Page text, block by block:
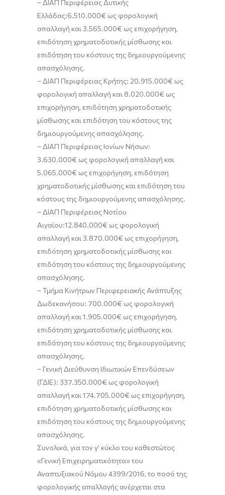
– ΔΙΑΠ Περιφέρειας Δυτικής
Ελλάδας:6.510.000€ ως φορολογική
απαλλαγή και 3.565.000€ ως επιχορήγηση,
επιδότηση χρηματοδοτικής μίσθωσης και
επιδότηση του κόστους της δημιουργούμενης
απασχόλησης.
– ΔΙΑΠ Περιφέρειας Κρήτης: 20.915.000€ ως
φορολογική απαλλαγή και 8.020.000€ ως
επιχορήγηση, επιδότηση χρηματοδοτικής
μίσθωσης και επιδότηση του κόστους της
δημιουργούμενης απασχόλησης.
– ΔΙΑΠ Περιφέρειας Ιονίων Νήσων:
3.630.000€ ως φορολογική απαλλαγή και
5.065.000€ ως επιχορήγηση, επιδότηση
χρηματοδοτικής μίσθωσης και επιδότηση του
κόστους της δημιουργούμενης απασχόλησης.
– ΔΙΑΠ Περιφέρειας Νοτίου
Αιγαίου:12.840.000€ ως φορολογική
απαλλαγή και 3.870.000€ ως επιχορήγηση,
επιδότηση χρηματοδοτικής μίσθωσης και
επιδότηση του κόστους της δημιουργούμενης
απασχόλησης.
–Τμήμα Κινήτρων Περιφερειακής Ανάπτυξης
Δωδεκανήσου: 700.000€ ως φορολογική
απαλλαγή και 1.905.000€ ως επιχορήγηση,
επιδότηση χρηματοδοτικής μίσθωσης και
επιδότηση του κόστους της δημιουργούμενης
απασχόλησης.
–Γενική Διεύθυνση Ιδιωτικών Επενδύσεων
(ΓΔΙΕ): 337.350.000€ ως φορολογική
απαλλαγή και 174.705.000€ ως επιχορήγηση,
επιδότηση χρηματοδοτικής μίσθωσης και
επιδότηση του κόστους της δημιουργούμενης
απασχόλησης.
Συνολικά, για τον γ’ κύκλο του καθεστώτος
«Γενική Επιχειρηματικότητα» του
Αναπτυξιακού Νόμου 4399/2016, το ποσό της
φορολογικής απαλλαγής ανέρχεται στα